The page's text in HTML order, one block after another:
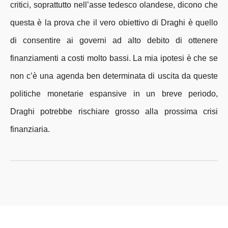
critici, soprattutto nell’asse tedesco olandese, dicono che
questa è la prova che il vero obiettivo di Draghi è quello
di consentire ai governi ad alto debito di ottenere
finanziamenti a costi molto bassi. La mia ipotesi è che se
non c’è una agenda ben determinata di uscita da queste
politiche monetarie espansive in un breve periodo,
Draghi potrebbe rischiare grosso alla prossima crisi
finanziaria.